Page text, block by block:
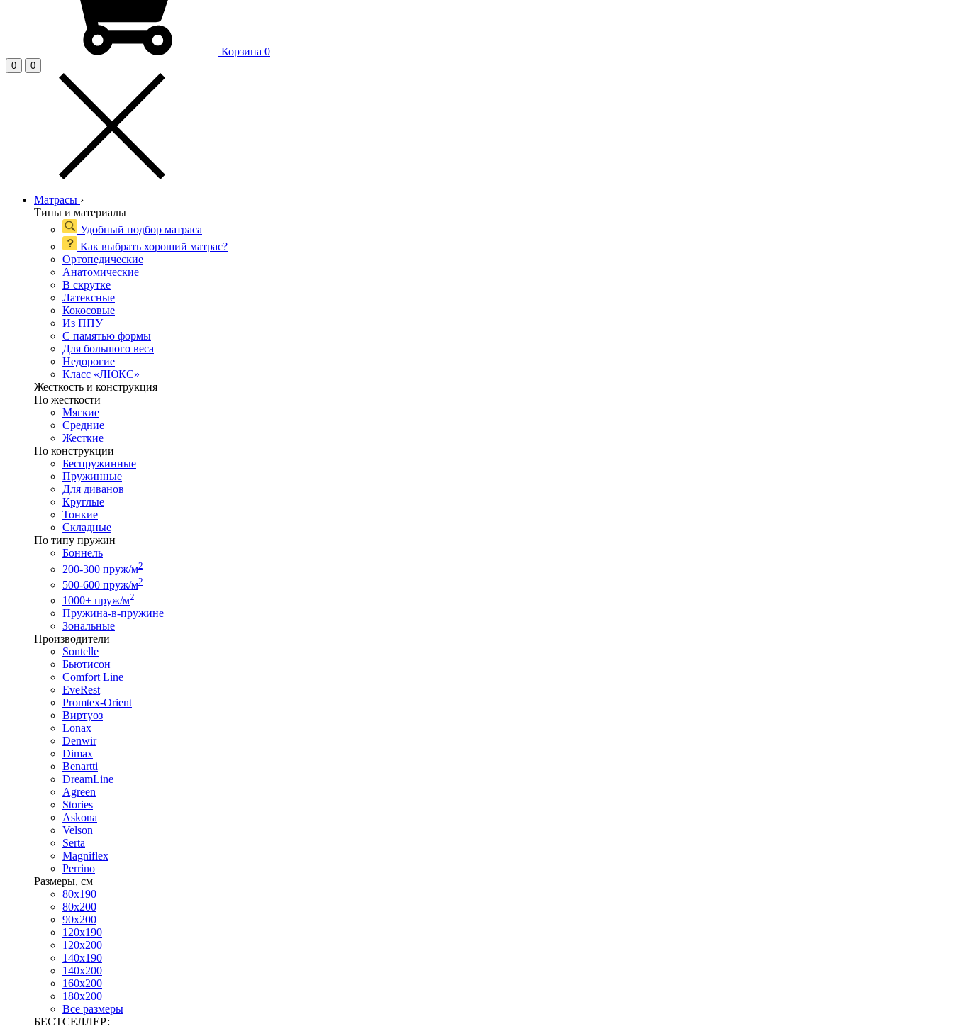
Корзина 0
0 0
Матрасы ›
Типы и материалы
Удобный подбор матраса
Как выбрать хороший матрас?
Ортопедические
Анатомические
В скрутке
Латексные
Кокосовые
Из ППУ
С памятью формы
Для большого веса
Недорогие
Класс «ЛЮКС»
Жесткость и конструкция
По жесткости
Мягкие
Средние
Жесткие
По конструкции
Беспружинные
Пружинные
Для диванов
Круглые
Тонкие
Складные
По типу пружин
Боннель
200-300 пруж/м2
500-600 пруж/м2
1000+ пруж/м2
Пружина-в-пружине
Зональные
Производители
Sontelle
Бьютисон
Comfort Line
EveRest
Promtex-Orient
Виртуоз
Lonax
Denwir
Dimax
Benartti
DreamLine
Agreen
Stories
Askona
Velson
Serta
Magniflex
Perrino
Размеры, см
80х190
80х200
90х200
120х190
120х200
140х190
140х200
160х200
180х200
Все размеры
БЕСТСЕЛЛЕР: